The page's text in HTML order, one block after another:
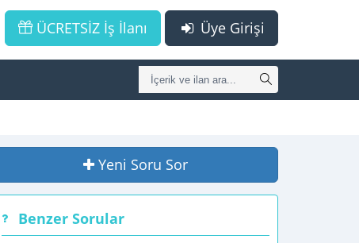
Üye Girişi
ÜCRETSİZ İş İlanı
Yeni Soru Sor
Benzer Sorular